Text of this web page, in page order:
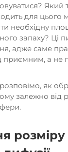
Який
для цього
необхідну
запаху? Ці
адже саме
приємним, а не
розповімо, як
залежно від
розміру